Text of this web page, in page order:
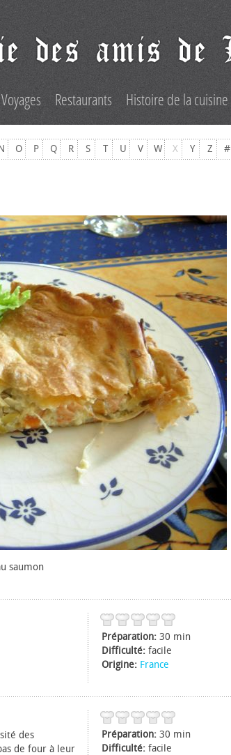
Voyages Restaurants Histoire de la cuisine
O P Q R S T U V W X Y Z #
saumon
Préparation: 30 min
Difficulté: facile
Origine: France
Préparation: 30 min
Difficulté: facile
des
de four à leur